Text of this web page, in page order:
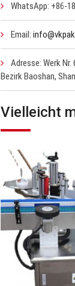
WhatsApp: +86-
Email:
Adresse: Werk Nr.
Bezirk Baoshan,
Vielleicht